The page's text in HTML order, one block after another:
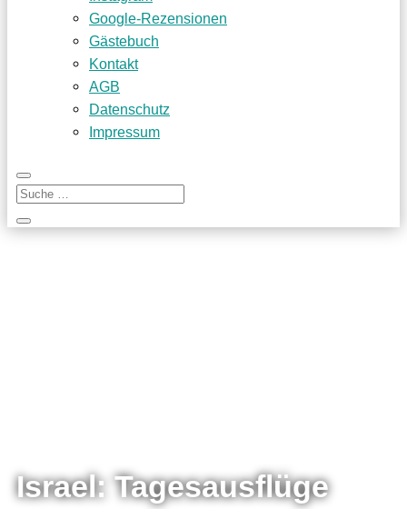
Google-Rezensionen
Gästebuch
Kontakt
AGB
Datenschutz
Impressum
Israel: Tagesausflüge